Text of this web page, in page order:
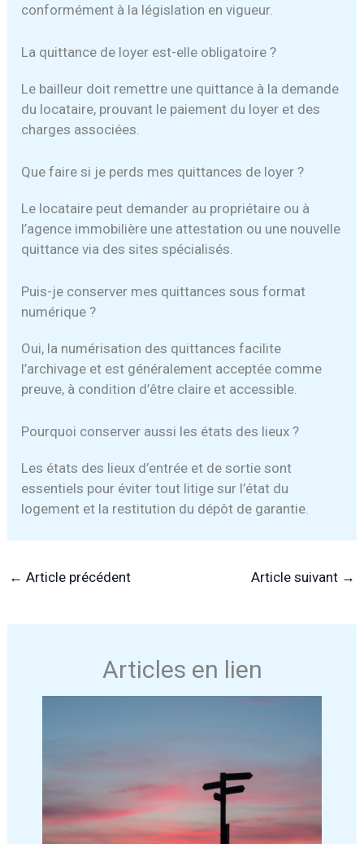
conformément à la législation en vigueur.
La quittance de loyer est-elle obligatoire ?
Le bailleur doit remettre une quittance à la demande
du locataire, prouvant le paiement du loyer et des
charges associées.
Que faire si je perds mes quittances de loyer ?
Le locataire peut demander au propriétaire ou à
l’agence immobilière une attestation ou une nouvelle
quittance via des sites spécialisés.
Puis-je conserver mes quittances sous format
numérique ?
Oui, la numérisation des quittances facilite
l’archivage et est généralement acceptée comme
preuve, à condition d’être claire et accessible.
Pourquoi conserver aussi les états des lieux ?
Les états des lieux d’entrée et de sortie sont
essentiels pour éviter tout litige sur l’état du
logement et la restitution du dépôt de garantie.
← Article précédent Article suivant →
Articles en lien